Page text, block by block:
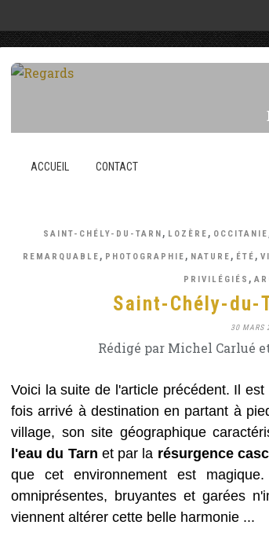
ACCUEIL CONTACT
SAINT-CHÉLY-DU-TARN , LOZÈRE , OCCITANIE
REMARQUABLE , PHOTOGRAPHIE , NATURE , ÉTÉ ,
PRIVILÉGIÉS ,
Saint-Chély-du-
30 MARS
Rédigé par Michel Carlué
Voici la suite de l'article précédent. Il
fois arrivé à destination en partant à
village, son site géographique
l'eau du Tarn et par la résurgence
que cet environnement est
omniprésentes, bruyantes et garées
viennent altérer cette belle harmonie ...